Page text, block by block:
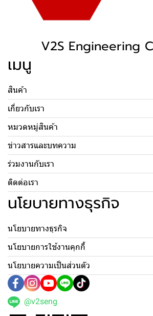
V2S Engineering
เมนู
สินค้า
เกี่ยวกับเรา
หมวดหมู่สินค้า
ข่าวสารและบทความ
ร่วมงานกับเรา
ติดต่อเรา
นโยบายทางธุรกิจ
นโยบายทางธุรกิจ
นโยบายการใช้งานคุกกี้
นโยบายความเป็นส่วนตัว
@v2seng